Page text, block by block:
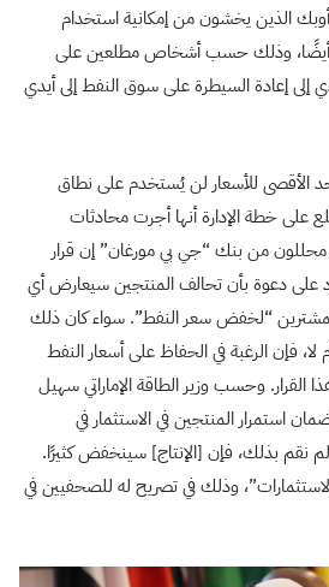
الذين يخشون من إمكانية استخدام
أيضًا، وذلك حسب أشخاص مطلعين على
إلى إعادة السيطرة على سوق النفط إلى أيدي
الأقصى للأسعار لن يُستخدم على نطاق
خطة الإدارة أنها أجرت محادثات
من بنك “جي بي مورغان” إن قرار
على دعوة بأن تحالف المنتجين سيعارض أي
“لخفض سعر النفط”. سواء كان ذلك
فإن الرغبة في الحفاظ على أسعار النفط
القرار. وحسب وزير الطاقة الإماراتي سهيل
استمرار المنتجين في الاستثمار في
نقم بذلك، فإن [الإنتاج] سينخفض كثيرًا.
وذلك في تصريح له للصحفيين في